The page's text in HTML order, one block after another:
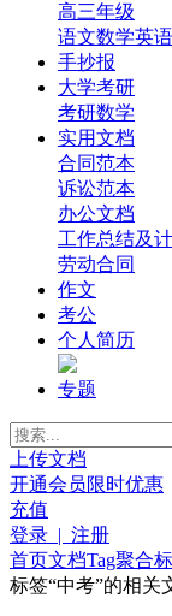
高三年级
‌语文‌数学英语
手抄报
大学考研
考研数学
实用文档
合同范本
诉讼范本
办公文档
工作总结及
劳动合同
作文
考公
个人简历
专题
上传文档
开通会员限时优惠
充值
登录 | 注册
首页文档Tag聚合
标签“中考”的相关